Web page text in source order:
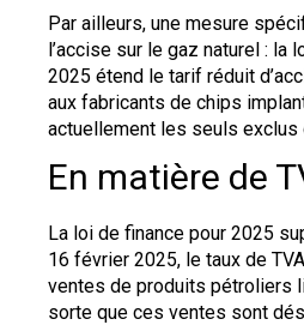
Par ailleurs, une mesure
l’accise sur le gaz naturel : la
2025 étend le tarif réduit
aux fabricants de chips
actuellement les seuls
En matière de
La loi de finance pour 2025
16 février 2025, le taux de
ventes de produits pétroliers
sorte que ces ventes sont